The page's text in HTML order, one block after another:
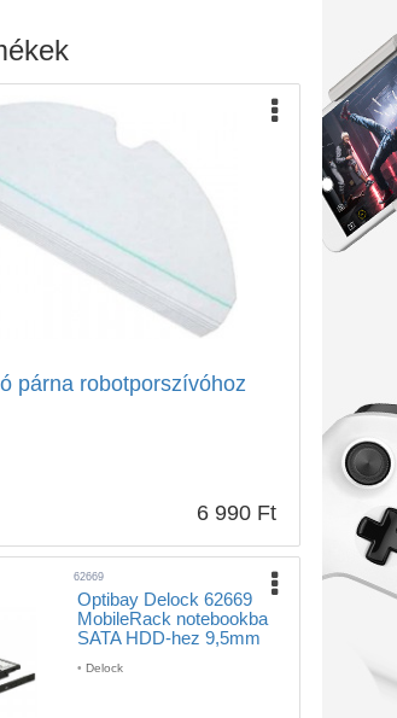
párna robotporszívóhoz
6 990 Ft
62669
Optibay Delock 62669
MobileRack notebookba
SATA HDD-hez 9,5mm
• Delock